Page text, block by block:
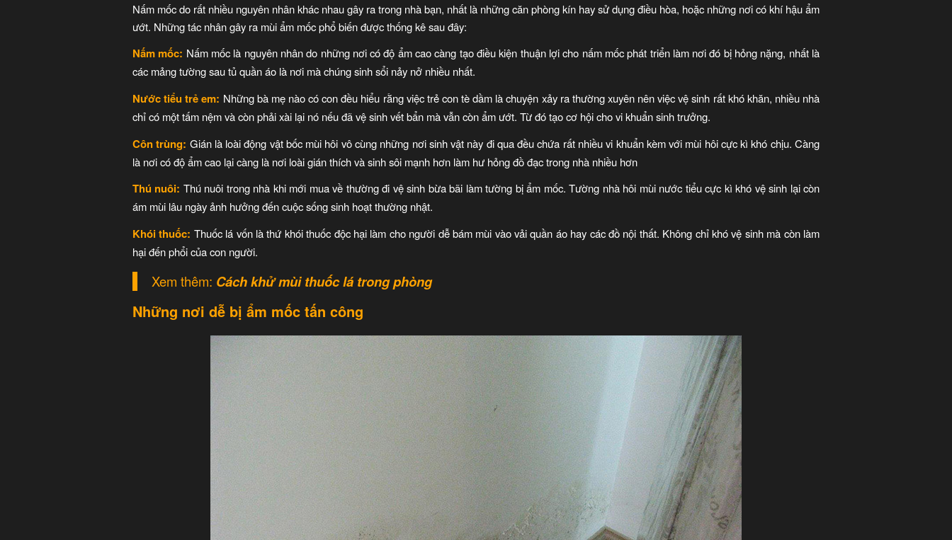
Nấm mốc do rất nhiều nguyên nhân khác nhau gây ra trong nhà bạn, nhất là những căn phòng kín hay sử dụng điều hòa, hoặc những nơi có khí hậu ẩm
ướt. Những tác nhân gây ra mùi ẩm mốc phổ biến được thống kê sau đây:
Nấm mốc: Nấm mốc là nguyên nhân do những nơi có độ ẩm cao càng tạo điều kiện thuận lợi cho nấm mốc phát triển làm nơi đó bị hỏng nặng, nhất là
các mảng tường sau tủ quần áo là nơi mà chúng sinh sổi nảy nở nhiều nhất.
Nước tiểu trẻ em: Những bà mẹ nào có con đều hiểu rằng việc trẻ con tè dầm là chuyện xảy ra thường xuyên nên việc vệ sinh rất khó khăn, nhiều nhà
chỉ có một tấm nệm và còn phải xài lại nó nếu đã vệ sinh vết bẩn mà vẫn còn ẩm ướt. Từ đó tạo cơ hội cho vi khuẩn sinh trưởng.
Côn trùng: Gián là loài động vật bốc mùi hôi vô cùng những nơi sinh vật này đi qua đều chứa rất nhiều vi khuẩn kèm với mùi hôi cực kì khó chịu. Càng
là nơi có độ ẩm cao lại càng là nơi loài gián thích và sinh sôi mạnh hơn làm hư hỏng đồ đạc trong nhà nhiều hơn
Thú nuôi: Thú nuôi trong nhà khi mới mua về thường đi vệ sinh bừa bãi làm tường bị ẩm mốc. Tường nhà hôi mùi nước tiểu cực kì khó vệ sinh lại còn
ám mùi lâu ngày ảnh hưởng đến cuộc sống sinh hoạt thường nhật.
Khói thuốc: Thuốc lá vốn là thứ khói thuốc độc hại làm cho người dễ bám mùi vào vải quần áo hay các đồ nội thất. Không chỉ khó vệ sinh mà còn làm
hại đến phổi của con người.
Xem thêm: Cách khử mùi thuốc lá trong phòng
Những nơi dễ bị ẩm mốc tấn công